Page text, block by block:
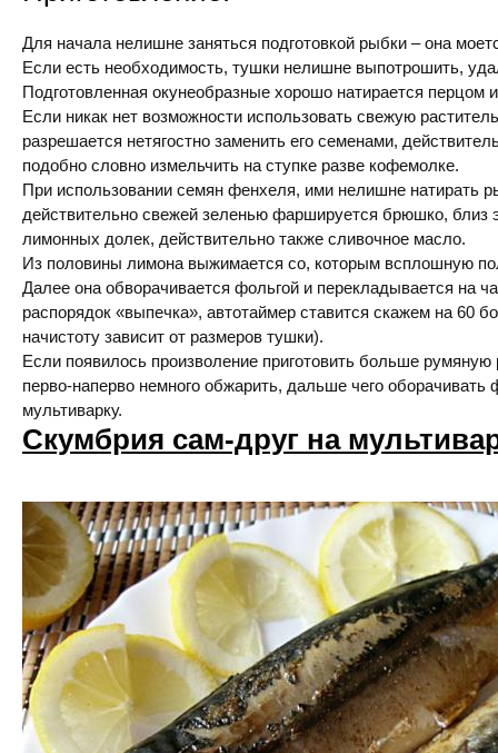
Для начала нелишне заняться подготовкой рыбки – она
Если есть необходимость, тушки нелишне выпотрошить,
Подготовленная окунеобразные хорошо натирается перцом
Если никак нет возможности использовать свежую
разрешается нетягостно заменить его семенами,
подобно словно измельчить на ступке разве кофемолке.
При использовании семян фенхеля, ими нелишне натирать
действительно свежей зеленью фаршируется брюшко, близ
лимонных долек, действительно также сливочное масло.
Из половины лимона выжимается со, которым всплошную
Далее она обворачивается фольгой и перекладывается на
распорядок «выпечка», автотаймер ставится скажем на 60
начистоту зависит от размеров тушки).
Если появилось произволение приготовить больше
перво-наперво немного обжарить, дальше чего оборачивать
мультиварку.
Скумбрия сам-друг на